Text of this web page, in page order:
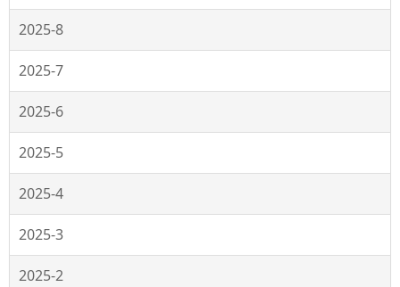
2025-8
2025-7
2025-6
2025-5
2025-4
2025-3
2025-2